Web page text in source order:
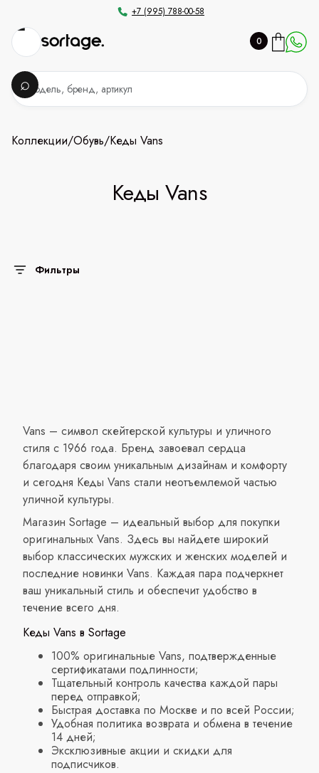
+7 (995) 788-00-58
0
Коллекции/Обувь/Кеды Vans
Кеды Vans
Фильтры
Vans – символ скейтерской культуры и уличного
стиля с 1966 года. Бренд завоевал сердца
благодаря своим уникальным дизайнам и комфорту
и сегодня Кеды Vans стали неотъемлемой частью
уличной культуры.
Магазин Sortage – идеальный выбор для покупки
оригинальных Vans. Здесь вы найдете широкий
выбор классических мужских и женских моделей и
последние новинки Vans. Каждая пара подчеркнет
ваш уникальный стиль и обеспечит удобство в
течение всего дня.
Кеды Vans в Sortage
100% оригинальные Vans, подтвержденные
сертификатами подлинности;
Тщательный контроль качества каждой пары
перед отправкой;
Быстрая доставка по Москве и по всей России;
Удобная политика возврата и обмена в течение
14 дней;
Эксклюзивные акции и скидки для
подписчиков.